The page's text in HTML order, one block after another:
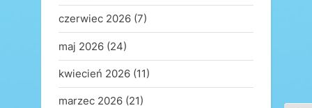
czerwiec 2026 (7)
maj 2026 (24)
kwiecień 2026 (11)
marzec 2026 (21)